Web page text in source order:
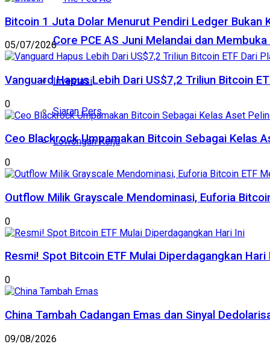
Core PCE AS Juni Melandai dan
Investasi
Siaran Pers
Lowongan Kerja
Bitcoin 1 Juta Dolar Menurut Pendiri Ledger Bukan
05/07/2026
Vanguard Hapus Lebih Dari US$7,2 Triliun Bitcoin
0
Ceo Blackrock Umpamakan Bitcoin Sebagai Kelas
0
Outflow Milik Grayscale Mendominasi, Euforia
0
Resmi! Spot Bitcoin ETF Mulai Diperdagangkan Hari
0
China Tambah Cadangan Emas dan Sinyal
09/08/2026